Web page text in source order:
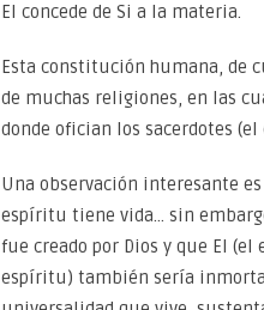
El concede de Si a la materia.
Esta constitución humana, de
de muchas religiones, en las
donde ofician los sacerdotes
Una observación interesante
espíritu tiene vida… sin
fue creado por Dios y que El
espíritu) también sería